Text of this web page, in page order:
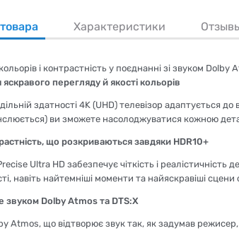
Характеристики
і контрастність у поєднанні зі звуком
яскравого перегляду й якості кольорів
здатності 4K (UHD) телевізор адаптується
ви зможете насолоджуватися кожною
що розкриваються завдяки HDR10+
Ultra HD забезпечує чіткість і
навіть найтемніші моменти та найяскравіші сцени
звуком Dolby Atmos та DTS:X
Atmos, що відтворює звук так, як задумав режисер,